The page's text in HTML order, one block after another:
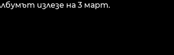
излезе на 3 март.